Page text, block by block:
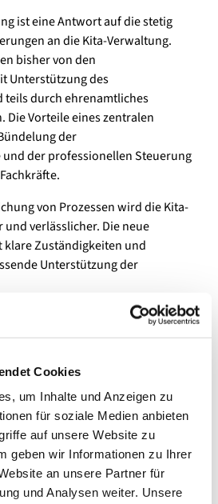
Cookies
um Inhalte und Anzeigen zu
für soziale Medien anbieten
auf unsere Website zu
geben wir Informationen zu Ihrer
an unsere Partner für
und Analysen weiter. Unsere
ist eine Antwort auf die stetig
an die Kita-Verwaltung.
bisher von den
Unterstützung des
teils durch ehrenamtliches
Die Vorteile eines zentralen
der
der professionellen Steuerung
von Prozessen wird die Kita-
verlässlicher. Die neue
Zuständigkeiten und
Unterstützung der
Trägerneugründung nicht nur um
Der neue Verband –
eine neue, starke Gemeinschaft,
Mitarbeitenden in den
und der Geschäftsstelle
schafft. Vor allem aber bleibt
und Teams vertraut – mit
bekannten Gesichtern.